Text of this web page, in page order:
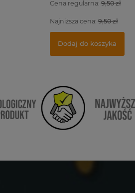
Cena regularna:9,50 zł
Najniższa cena:9,50 zł
Dodaj do koszyka